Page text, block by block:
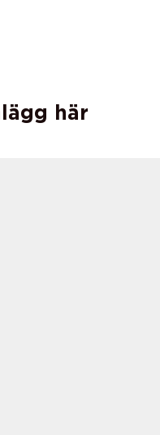
här